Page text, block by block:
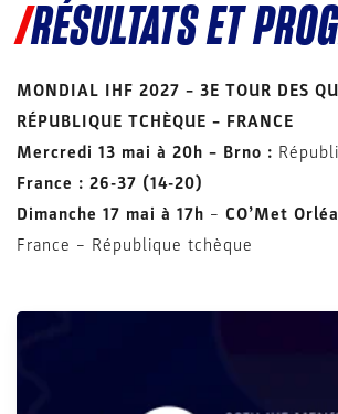
RÉSULTATS ET
MONDIAL IHF 2027 – 3E TOUR DES
RÉPUBLIQUE TCHÈQUE – FRANCE
Mercredi 13 mai à 20h – Brno :
France : 26-37 (14-20)
Dimanche 17 mai à 17h – CO’Met
France – République tchèque